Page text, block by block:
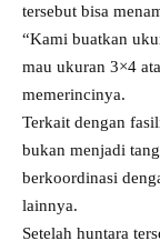
tersebut bisa
“Kami buatkan
mau ukuran 3×4
memerincinya.
Terkait dengan
bukan menjadi
berkoordinasi
lainnya.
Setelah huntara